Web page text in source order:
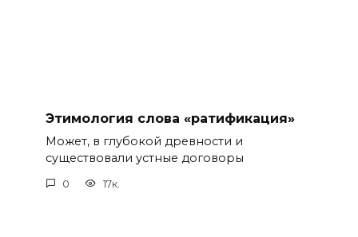
Этимология слова «ратификация»
Может, в глубокой древности и
существовали устные договоры
0 17к.